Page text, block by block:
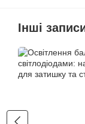
Інші